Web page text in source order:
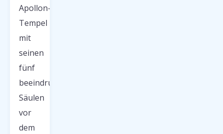
Apollon-
Tempel
mit
seinen
fünf
beeindruckenden
Säulen
vor
dem